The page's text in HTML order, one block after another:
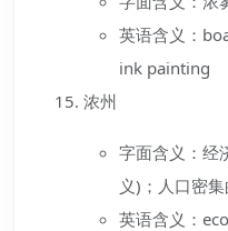
英语含义：
ink painting
浓州
字面含义：经
义)；人口密集
英语含义：